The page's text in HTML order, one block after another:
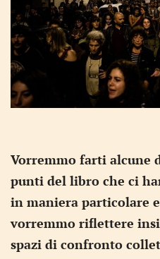
Vorremmo farti alcune
punti del libro che ci
in maniera particolare
vorremmo riflettere
spazi di confronto